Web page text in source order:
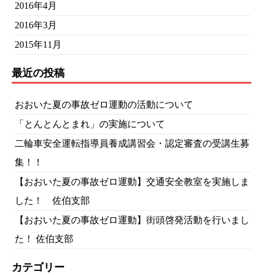
2016年4月
2016年3月
2015年11月
最近の投稿
おおいた夏の事故ゼロ運動の活動について
「とんとんとまれ」の実施について
二輪車安全運転指導員養成講習会・認定審査の受講生募
集！！
【おおいた夏の事故ゼロ運動】交通安全教室を実施しま
した！ 佐伯支部
【おおいた夏の事故ゼロ運動】街頭啓発活動を行いまし
た！ 佐伯支部
カテゴリー